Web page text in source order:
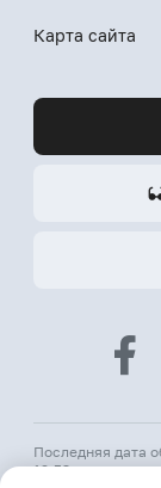
Карта сайта
Последняя дата
12:53